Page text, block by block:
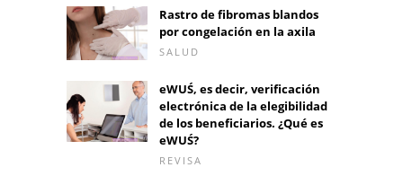
Rastro de fibromas blandos
por congelación en la axila
SALUD
eWUŚ, es decir, verificación
electrónica de la elegibilidad
de los beneficiarios. ¿Qué es
eWUŚ?
REVISA